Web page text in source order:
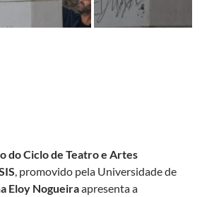
do Ciclo de Teatro e Artes
, promovido pela Universidade de
Eloy Nogueiraapresenta a